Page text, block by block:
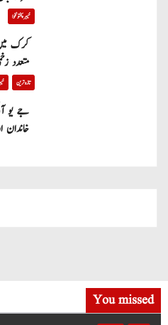
خیبر پختونخوا
متعدد
تازہ ترین
جے یو
خاندان
You missed